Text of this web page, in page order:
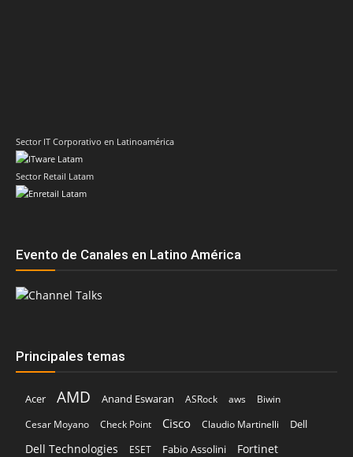
Sector IT Corporativo en Latinoamérica
Sector Retail Latam
Evento de Canales en Latino América
Principales temas
Acer AMD Anand Eswaran ASRock aws
Biwin
Cesar Moyano
Check Point Cisco Claudio Martinelli Dell
Dell Technologies ESET Fabio Assolini Fortinet